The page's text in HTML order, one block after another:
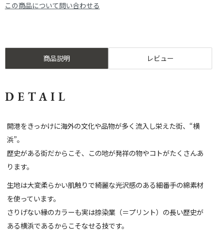
この商品について問い合わせる
商品説明 レビュー
DETAIL
開港をきっかけに海外の文化や品物が多く流入し栄えた街、“横
浜”。
歴史がある街だからこそ、この地が発祥の物やコトがたくさんあ
ります。
生地は大変柔らかい肌触りで綺麗な光沢感のある細番手の綿素材
を使っています。
さりげない縁のカラーも実は捺染業（＝プリント）の長い歴史が
ある横浜であるからこそなせる技です。